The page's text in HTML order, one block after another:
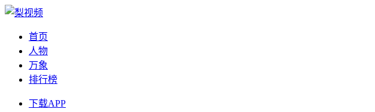
首页
人物
万象
排行榜
下载APP